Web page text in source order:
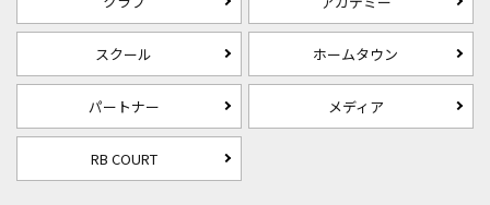
スクール ホームタウン
パートナー メディア
RB COURT